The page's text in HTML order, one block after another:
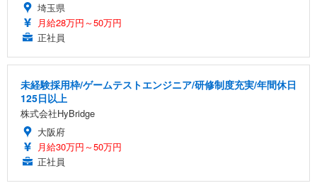
埼玉県
月給28万円～50万円
正社員
未経験採用枠/ゲームテストエンジニア/研修制度充実/年間休日
125日以上
株式会社HyBridge
大阪府
月給30万円～50万円
正社員